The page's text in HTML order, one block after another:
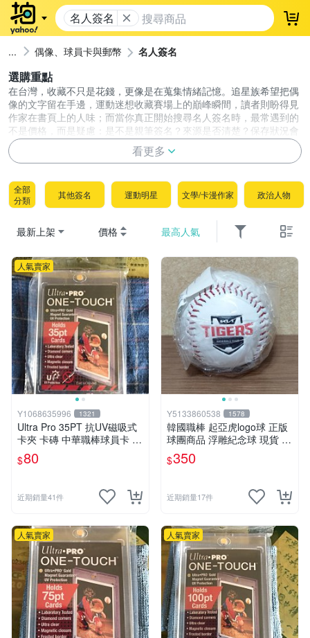
名人簽名 登
偶像、球員卡與郵幣 名人簽名
選購重點
在台灣，收藏不只是花錢，更像是在蒐集情緒記憶。追星族希望把偶
像的文字留在手邊，運動迷想收藏賽場上的巔峰瞬間，讀者則盼得見
作家在書頁上的人味；而當你真正開始搜尋名人簽名時，最常遇到的
不是價格，而是疑慮：是不是親筆簽名？來源是否清楚？保存狀況會
不會影響未來價值？一份可信的簽名收藏不僅能滿足情感連結，也能
降低買到來路不明商品的風險。這篇指南直接用最乾淨的條列，帶你
選名人簽名，請把重點放在「真偽與來源資訊」先過關，
再談人物價值與保存展示。
真偽與來源資訊：先確認是不是「親筆簽名」
名人簽名市場最敏感的風險在於真偽，比較時務必找出
明確的真跡標示：賣場是否清楚標示為親筆簽名，並確
認是否附帶權威機構保證書、認證字號或原始來源文
件。
清晰的簽署背景：了解簽名的取得脈絡，例如是來自官
方原始活動、國際拍賣流通管道、還是資深收藏家整理
的脈絡。拒絕只看照片卻無法追溯來源的盲目下單，才
能把收藏簽名變成可信的資產。
人物類型與主題價值：先選你真的在乎的故事
不同領域的明星簽名、作家簽名或政治人物簽名，其承
載的歷史與情感厚度完全不同
運動明星簽名：偏向賽事迷與球隊支持者。選購時通常
與特定賽季、代表作球衣、球具或關鍵比賽記憶強力連
動，是極熱門的簽名紀念品。
親筆題字或新書發表紀念，帶有細膩的文字情感與讀後
政治人物簽名：具備強烈的歷史與話題性。適合喜歡追
溯時代脈絡、歷史事件與文獻檔案的特殊收藏需求。
保存狀況與載體形式：外觀完整度決定展示體驗
名人簽名會呈現在照片、書籍、卡片、海報、球具或文
件等多元載體上，下單前必須嚴格審視品相
墨跡清晰度：仔細觀察簽名本身的墨跡是否飽滿清晰，
表面是否有不自然的暈染、刮痕或褪色。
看更多
全部
分類
其他簽名 運動明星 文學/卡漫作家 政治人物
最新上架 價格 最高人氣
人氣賣家
Y1068635996 1321
Ultra Pro 35PT 抗UV磁吸式
卡夾 卡磚 中華職棒球員卡 遊
戲王 寶可夢PTCG 漫威 NBA
MLB
$80
近期銷量41件
Y5133860538 1578
韓國職棒 起亞虎logo球 正版
球團商品 浮雕紀念球 現貨 韓
職KBO
$350
近期銷量17件
人氣賣家 人氣賣家